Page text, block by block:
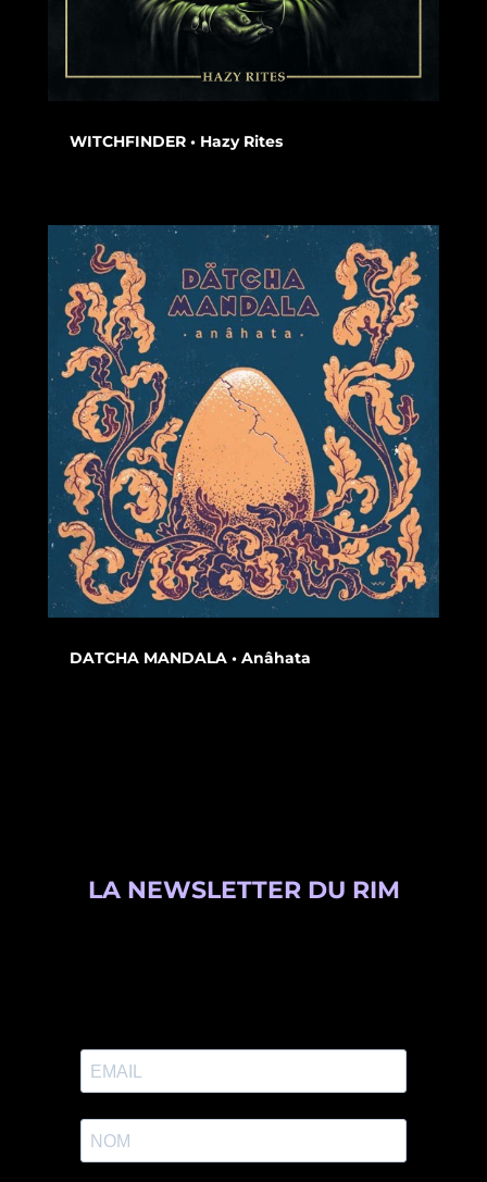
WITCHFINDER • Hazy Rites
DATCHA MANDALA • Anâhata
LA NEWSLETTER DU RIM